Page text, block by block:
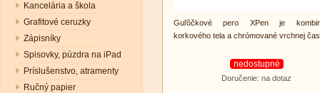
Kancelária a škola
Grafitové ceruzky
Zápisníky
Spisovky, púzdra na iPad
Príslušenstvo, atramenty
Ručný papier
Guľôčkové pero XPen je
korkového tela a chrómované vrchnej
nedostupné
Doručenie: na dotaz